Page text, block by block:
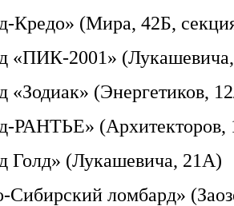
Кредо» (Мира, 42Б,
«ПИК-2001»
(Энергетиков,
РАНТЬЕ» (Архитекторов,
Голд» (Лукашевича, 21А)
ломбард»